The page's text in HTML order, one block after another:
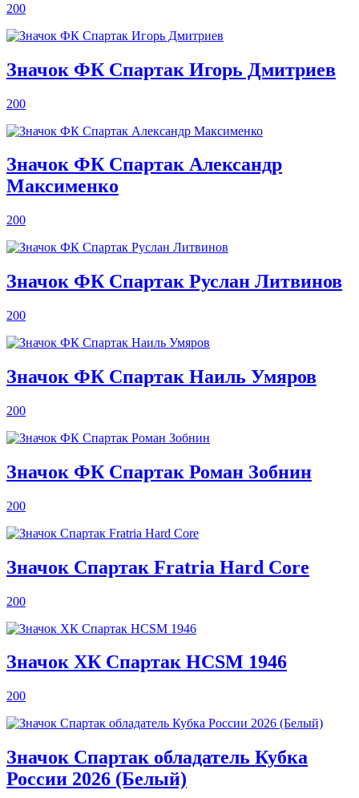
200
Значок ФК Спартак Игорь Дмитриев
200
Значок ФК Спартак Александр
Максименко
200
Значок ФК Спартак Руслан Литвинов
200
Значок ФК Спартак Наиль Умяров
200
Значок ФК Спартак Роман Зобнин
200
Значок Спартак Fratria Hard Core
200
Значок ХК Спартак HCSM 1946
200
Значок Спартак обладатель Кубка
России 2026 (Белый)